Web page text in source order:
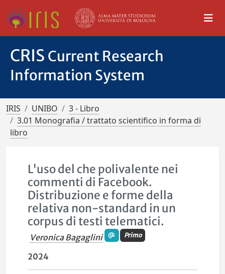
CRIS Current Research
Information System
IRIS UNIBO
3 - Libro
3.01 Monografia / trattato scientifico in forma di
libro
L'uso del che polivalente nei
commenti di Facebook.
Distribuzione e forme della
relativa non-standard in un
corpus di testi telematici.
Veronica Bagaglini Primo
2024